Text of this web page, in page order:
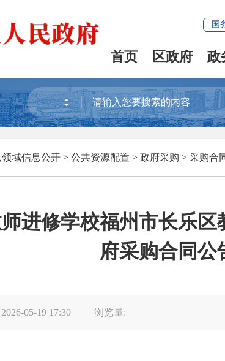
国
首页 区政府 政
域信息公开 > 公共资源配置 > 政府采购 > 采购合
进修学校福州市长乐
府采购合同公
2026-05-19 17:30 浏览量: